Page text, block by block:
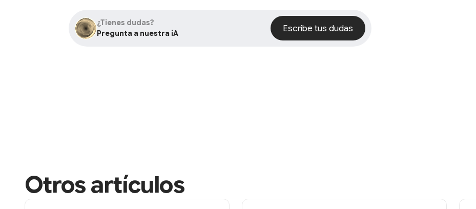
¿Tienes dudas?
Pregunta a nuestra iA
Escribe tus dudas
Otros artículos